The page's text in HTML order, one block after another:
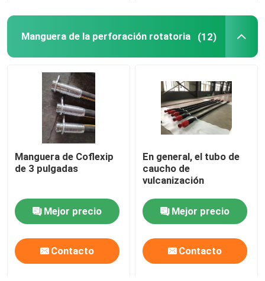
Manguera de la perforación rotatoria (12)
Manguera de Coflexip
de 3 pulgadas
Mejor precio
Contacto
En general, el tubo de
caucho de
vulcanización
Mejor precio
Contacto